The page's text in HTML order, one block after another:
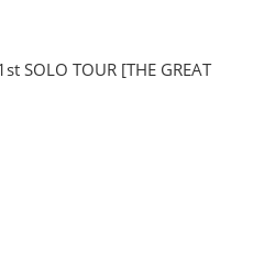
SOLO TOUR [THE GREAT